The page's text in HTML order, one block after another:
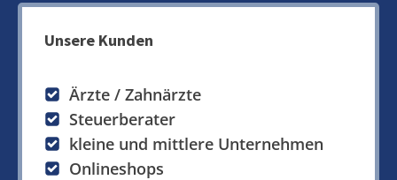
Unsere Kunden
Ärzte / Zahnärzte
Steuerberater
kleine und mittlere Unternehmen
Onlineshops